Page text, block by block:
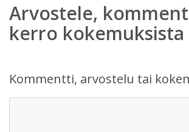
Arvostele,
kerro kokemuksista
Kommentti, arvostelu tai